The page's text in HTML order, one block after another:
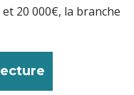
20 000€, la branche